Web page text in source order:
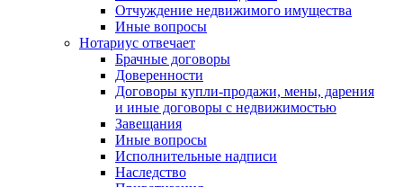
Отчуждение недвижимого имущества
Иные вопросы
Нотариус отвечает
Брачные договоры
Доверенности
Договоры купли-продажи, мены, дарения
и иные договоры с недвижимостью
Завещания
Иные вопросы
Исполнительные надписи
Наследство